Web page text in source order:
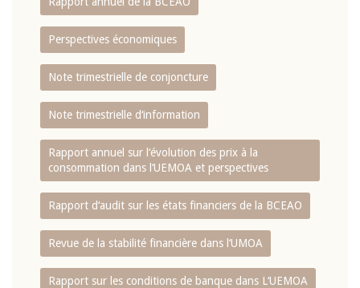
Perspectives économiques
Note trimestrielle de conjoncture
Note trimestrielle d‘information
Rapport annuel sur l‘évolution des prix à la
consommation dans l‘UEMOA et perspectives
Rapport d‘audit sur les états financiers de la BCEAO
Revue de la stabilité financière dans l‘UMOA
Rapport sur les conditions de banque dans L‘UEMOA